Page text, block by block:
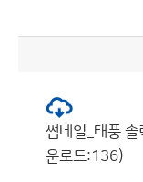
썸네일_태풍
운로드:136)